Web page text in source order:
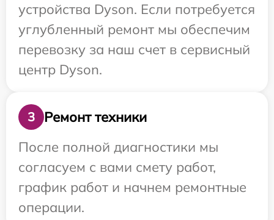
устройства Dyson. Если потребуется
углубленный ремонт мы обеспечим
перевозку за наш счет в сервисный
центр Dyson.
3
Ремонт техники
После полной диагностики мы
согласуем с вами смету работ,
график работ и начнем ремонтные
операции.